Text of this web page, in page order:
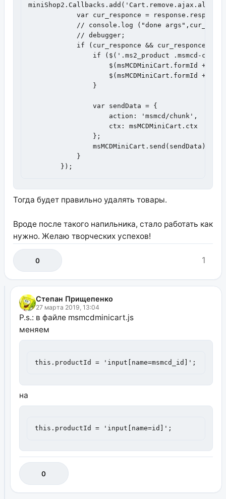
var cur_responce =
// console.log ("done
            // debugger;
if (cur_responce &&
if ($('.ms2_product .msmcd-
$(msMCDMiniCart.formId + k
$(msMCDMiniCart.formId + k
                }
                var sendData = {
                    action: 'msmcd/chunk',
                    ctx: msMCDMiniCart.ctx
                };
                msMCDMiniCart.send(sendData);
            }
        });
Тогда будет правильно удалять товары.
Вроде после такого напильника, стало работать как
нужно. Желаю творческих успехов!
0 1
Степан Прищепенко
27 марта 2019, 13:04
P.s.: в файле msmcdminicart.js
меняем
this.productId = 'input[name=msmcd_id]';
на
this.productId = 'input[name=id]';
0